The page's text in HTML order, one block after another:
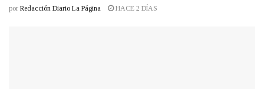
por Redacción Diario La Página HACE 2 DÍAS